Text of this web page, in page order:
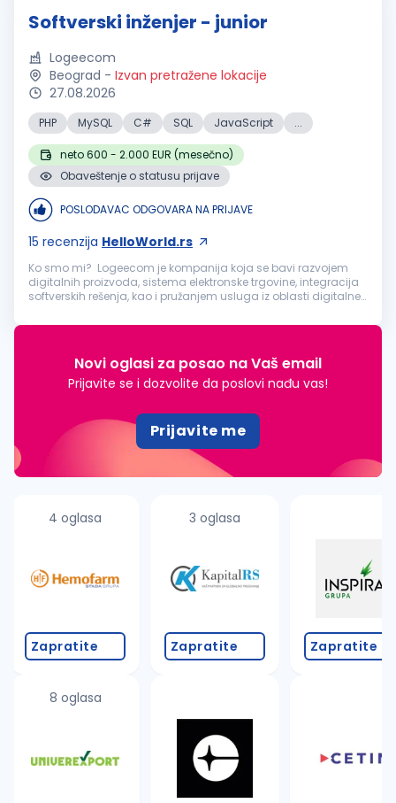
Softverski inženjer - junior
Logeecom
Beograd - Izvan pretražene lokacije
27.08.2026
PHP MySQL C# SQL JavaScript ...
neto 600 - 2.000 EUR (mesečno)
Obaveštenje o statusu prijave
POSLODAVAC ODGOVARA NA PRIJAVE
15 recenzija HelloWorld.rs
Ko smo mi? Logeecom je kompanija koja se bavi razvojem
digitalnih proizvoda, sistema elektronske trgovine, integracija
softverskih rešenja, kao i pružanjem usluga iz oblasti digitalne
usluge ...
Novi oglasi za posao na Vaš email
Prijavite se i dozvolite da poslovi nađu vas!
Prijavite me
4 oglasa
Zapratite
8 oglasa
3 oglasa
Zapratite Zapratite